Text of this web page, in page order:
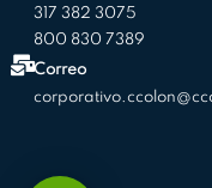
317 382 3075
800 830 7389
Correo